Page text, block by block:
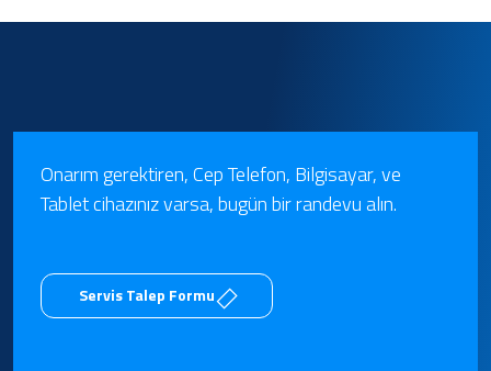
Onarım gerektiren, Cep Telefon, Bilgisayar, ve
Tablet cihazınız varsa, bugün bir randevu alın.
Servis Talep Formu